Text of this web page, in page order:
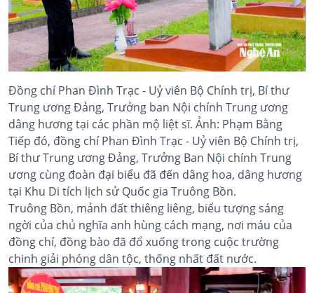
Đồng chí Phan Đình Trạc - Uỷ viên Bộ Chính trị, Bí thư
Trung ương Đảng, Trưởng ban Nội chính Trung ương
dâng hương tại các phần mộ liệt sĩ. Ảnh: Phạm Bằng
Tiếp đó, đồng chí Phan Đình Trạc - Uỷ viên Bộ Chính trị,
Bí thư Trung ương Đảng, Trưởng Ban Nội chính Trung
ương cùng đoàn đại biểu đã đến dâng hoa, dâng hương
tại Khu Di tích lịch sử Quốc gia Truông Bồn.
Truông Bồn, mảnh đất thiêng liêng, biểu tượng sáng
ngời của chủ nghĩa anh hùng cách mạng, nơi máu của
đồng chí, đồng bào đã đổ xuống trong cuộc trường
chinh giải phóng dân tộc, thống nhất đất nước.